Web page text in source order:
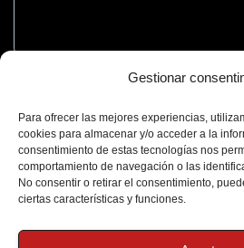
Gestionar
Para ofrecer las mejores experiencias,
cookies para almacenar y/o acceder a la
consentimiento de estas tecnologías nos
comportamiento de navegación o las
No consentir o retirar el consentimiento,
ciertas características y funciones.